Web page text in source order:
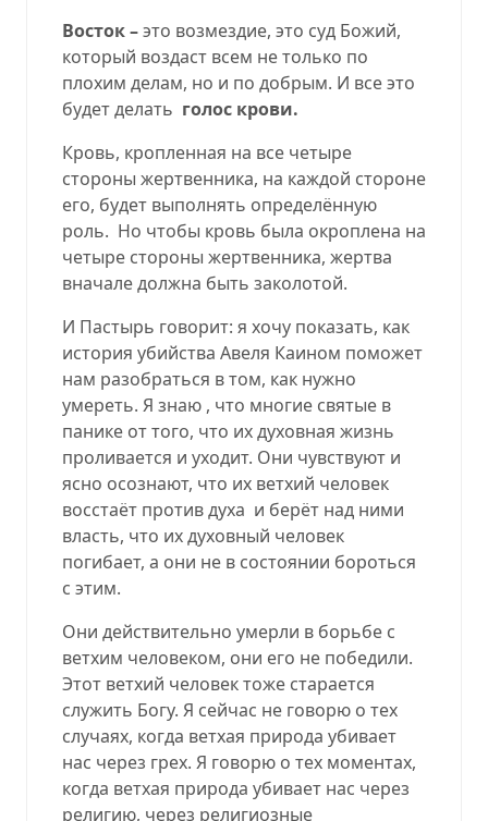
Восток –это возмездие, это суд Божий,
который воздаст всем не только по
плохим делам, но и по добрым. И все это
будет делать голос крови.
Кровь, кропленная на все четыре
стороны жертвенника, на каждой стороне
его, будет выполнять определённую
роль. Но чтобы кровь была окроплена на
четыре стороны жертвенника, жертва
вначале должна быть заколотой.
И Пастырь говорит: я хочу показать, как
история убийства Авеля Каином поможет
нам разобраться в том, как нужно
умереть. Я знаю , что многие святые в
панике от того, что их духовная жизнь
проливается и уходит. Они чувствуют и
ясно осознают, что их ветхий человек
восстаёт против духа и берёт над ними
власть, что их духовный человек
погибает, а они не в состоянии бороться
с этим.
Они действительно умерли в борьбе с
ветхим человеком, они его не победили.
Этот ветхий человек тоже старается
служить Богу. Я сейчас не говорю о тех
случаях, когда ветхая природа убивает
нас через грех. Я говорю о тех моментах,
когда ветхая природа убивает нас через
религию, через религиозные